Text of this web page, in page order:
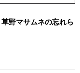
野マサムネの忘れら